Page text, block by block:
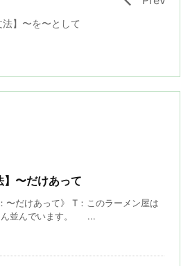
法】〜を〜として
】〜だけあって
〜だけあって》 T：このラーメン屋は
ん並んでいます。 ...